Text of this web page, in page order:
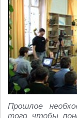
Прошлое
того чтобы